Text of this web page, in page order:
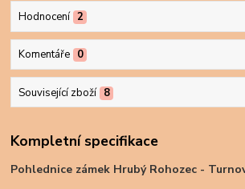
Hodnocení 2
Komentáře 0
Související zboží 8
Kompletní specifikace
Pohlednice zámek Hrubý Rohozec -